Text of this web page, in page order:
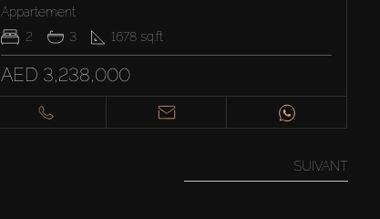
Appartement
2
3 1678 sq.ft
AED 3,238,000
SUIVANT